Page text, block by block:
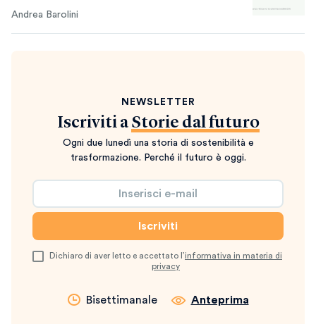
Andrea Barolini
NEWSLETTER
Iscriviti a Storie dal futuro
Ogni due lunedì una storia di sostenibilità e
trasformazione. Perché il futuro è oggi.
Dichiaro di aver letto e accettato l’informativa in materia di
privacy
Bisettimanale Anteprima